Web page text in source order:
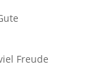
Freude